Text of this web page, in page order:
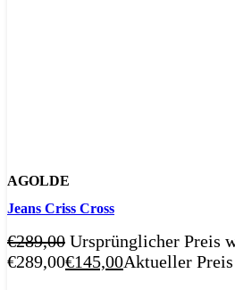
AGOLDE
Jeans Criss Cross
€289,00 Ursprünglicher Preis
€289,00€145,00Aktueller